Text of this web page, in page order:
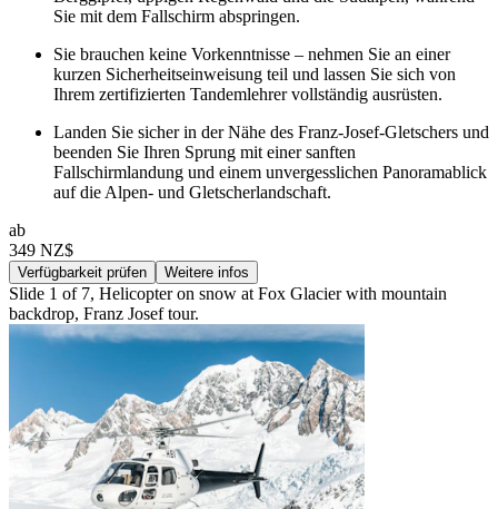
Sie mit dem Fallschirm abspringen.
Sie brauchen keine Vorkenntnisse – nehmen Sie an einer
kurzen Sicherheitseinweisung teil und lassen Sie sich von
Ihrem zertifizierten Tandemlehrer vollständig ausrüsten.
Landen Sie sicher in der Nähe des Franz-Josef-Gletschers und
beenden Sie Ihren Sprung mit einer sanften
Fallschirmlandung und einem unvergesslichen Panoramablick
auf die Alpen- und Gletscherlandschaft.
ab
349 NZ$
Verfügbarkeit prüfen Weitere infos
Slide 1 of 7, Helicopter on snow at Fox Glacier with mountain
backdrop, Franz Josef tour.